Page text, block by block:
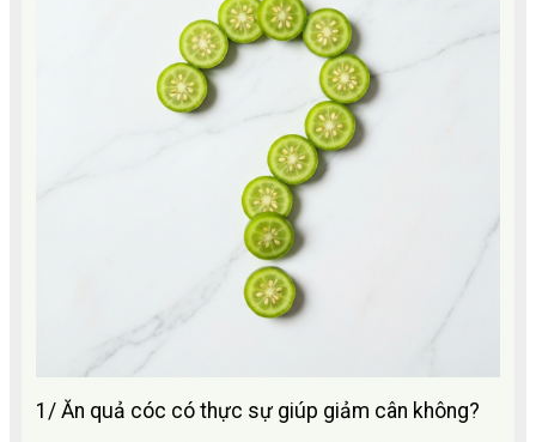
1/ Ăn quả cóc có thực sự giúp giảm cân không?